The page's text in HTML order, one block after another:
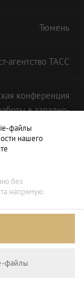
Тюмень
агентство ТАСС
конференция
в западно-
провинции в
ТНФ-2020
файлы
нашего
без
напрямую.
файлы